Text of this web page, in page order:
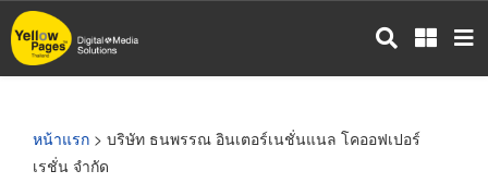
ข้าม
ไป
หน้าแรก > บริษัท ธนพรรณ อินเตอร์เนชั่นแนล โคออฟเปอร์
เรชั่น จำกัด